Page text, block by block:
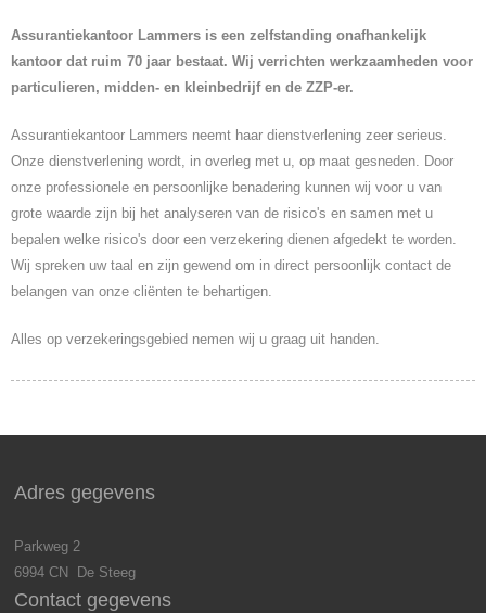
Assurantiekantoor Lammers is een zelfstanding onafhankelijk
kantoor dat ruim 70 jaar bestaat. Wij verrichten werkzaamheden voor
particulieren, midden- en kleinbedrijf en de ZZP-er.
Assurantiekantoor Lammers neemt haar dienstverlening zeer serieus.
Onze dienstverlening wordt, in overleg met u, op maat gesneden. Door
onze professionele en persoonlijke benadering kunnen wij voor u van
grote waarde zijn bij het analyseren van de risico's en samen met u
bepalen welke risico's door een verzekering dienen afgedekt te worden.
Wij spreken uw taal en zijn gewend om in direct persoonlijk contact de
belangen van onze cliënten te behartigen.
Alles op verzekeringsgebied nemen wij u graag uit handen.
Adres gegevens
Parkweg 2
6994 CN De Steeg
Contact gegevens